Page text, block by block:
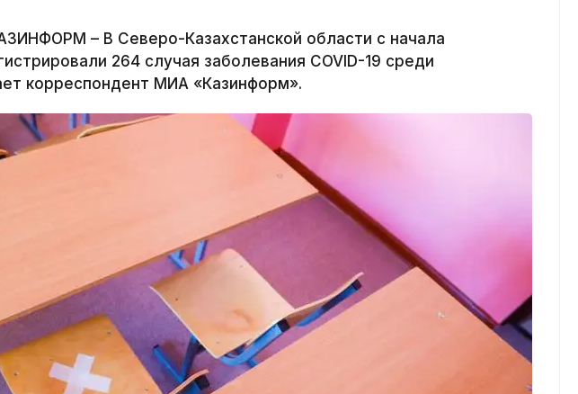
– В Северо-Казахстанской области с начала
264 случая заболевания COVID-19 среди
корреспондент МИА «Казинформ».